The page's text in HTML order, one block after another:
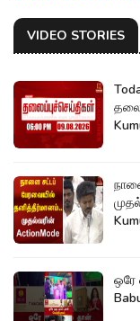
VIDEO STORIES
ஒரே